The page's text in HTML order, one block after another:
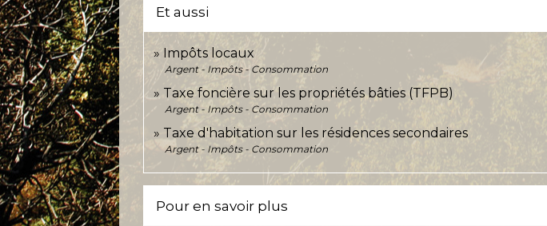
Et aussi
Impôts locaux
Argent - Impôts - Consommation
Taxe foncière sur les propriétés bâties (TFPB)
Argent - Impôts - Consommation
Taxe d'habitation sur les résidences secondaires
Argent - Impôts - Consommation
Pour en savoir plus